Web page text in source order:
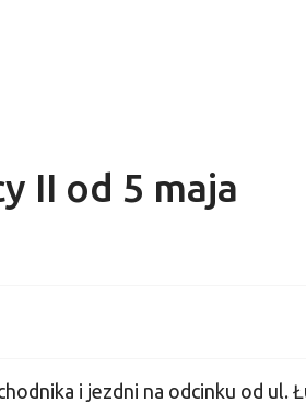
II od 5 maja
i jezdni na odcinku od ul.